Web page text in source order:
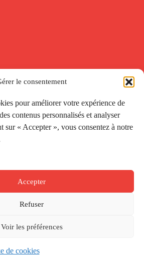
le consentement
pour améliorer votre expérience de
contenus personnalisés et analyser
sur « Accepter », vous consentez à notre
Accepter
Refuser
Voir les préférences
de cookies
vente
Courrier